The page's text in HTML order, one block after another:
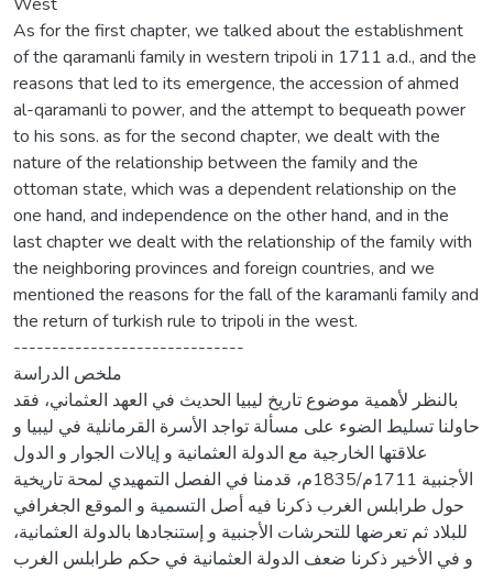
As for the first chapter, we talked about the establishment
of the qaramanli family in western tripoli in 1711 a.d., and the
reasons that led to its emergence, the accession of ahmed
al-qaramanli to power, and the attempt to bequeath power
to his sons. as for the second chapter, we dealt with the
nature of the relationship between the family and the
ottoman state, which was a dependent relationship on the
one hand, and independence on the other hand, and in the
last chapter we dealt with the relationship of the family with
the neighboring provinces and foreign countries, and we
mentioned the reasons for the fall of the karamanli family and
the return of turkish rule to tripoli in the west.
------------------------------
ملخص الدراسة
بالنظر لأهمية موضوع تاريخ ليبيا الحديث في العهد العثماني، فقد
حاولنا تسليط الضوء على مسألة تواجد الأسرة القرمانلية في ليبيا و
علاقتها الخارجية مع الدولة العثمانية و إيالات الجوار و الدول
الأجنبية 1711م/1835م، قدمنا في الفصل التمهيدي لمحة تاريخية
حول طرابلس الغرب ذكرنا فيه أصل التسمية و الموقع الجغرافي
للبلاد ثم تعرضها للتحرشات الأجنبية و إستنجادها بالدولة العثمانية،
و في الأخير ذكرنا ضعف الدولة العثمانية في حكم طرابلس الغرب